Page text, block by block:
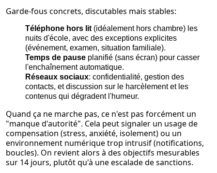
Garde-fous concrets, discutables mais stables:
Téléphone hors lit (idéalement hors chambre) les
nuits d'école, avec des exceptions explicites
(événement, examen, situation familiale).
Temps de pause planifié (sans écran) pour casser
l'enchaînement automatique.
Réseaux sociaux: confidentialité, gestion des
contacts, et discussion sur le harcèlement et les
contenus qui dégradent l'humeur.
Quand ça ne marche pas, ce n'est pas forcément un
"manque d'autorité". Cela peut signaler un usage de
compensation (stress, anxiété, isolement) ou un
environnement numérique trop intrusif (notifications,
boucles). On revient alors à des objectifs mesurables
sur 14 jours, plutôt qu'à une escalade de sanctions.